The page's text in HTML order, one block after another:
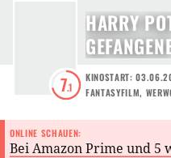
7.1
HARRY
KINOSTART:
FANTASYFILM,
ONLINE SCHAUEN:
Bei Amazon Prime und